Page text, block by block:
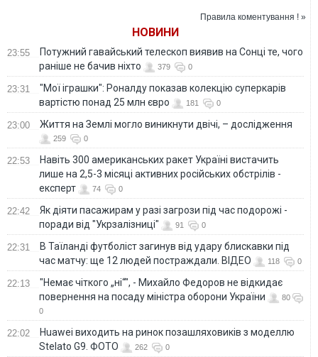
Правила коментування ! »
НОВИНИ
23:55
Потужний гавайський телескоп виявив на Сонці те, чого
раніше не бачив ніхто
379 0
23:31
"Мої іграшки": Роналду показав колекцію суперкарів
вартістю понад 25 млн євро
181 0
23:00 Життя на Землі могло виникнути двічі, – дослідження
259 0
22:53
Навіть 300 американських ракет Україні вистачить
лише на 2,5-3 місяці активних російських обстрілів -
експерт
74 0
22:42
Як діяти пасажирам у разі загрози під час подорожі -
поради від "Укрзалізниці"
91 0
22:31
В Таїланді футболіст загинув від удару блискавки під
час матчу: ще 12 людей постраждали. ВІДЕО
118 0
22:13
"Немає чіткого „ні“", - Михайло Федоров не відкидає
повернення на посаду міністра оборони України
80
0
22:02
Huawei виходить на ринок позашляховиків з моделлю
Stelato G9. ФОТО
262 0